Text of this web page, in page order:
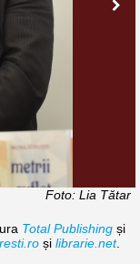
Foto: Lia Tătar
Total Publishingși
și librarie.net.